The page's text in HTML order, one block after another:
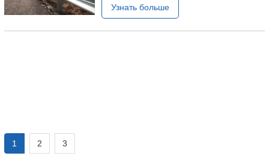
сырья, затраты на переработку, а также
Узнать больше
1 2 3